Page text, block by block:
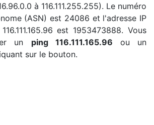
à 116.111.255.255). Le numéro
(ASN) est 24086 et l'adresse IP
est 1953473888. Vous
un ping 116.111.165.96 ou un
sur le bouton.